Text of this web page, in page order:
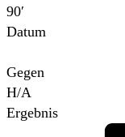
90′
Datum
Gegen
H/A
Ergebnis